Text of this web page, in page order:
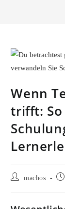
Wenn
trifft: So
Beitrags-
machos